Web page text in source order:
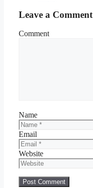
Leave a Comment
Comment
Name
Email
Website